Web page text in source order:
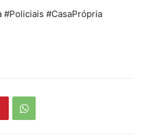
#Policiais #CasaPrópria